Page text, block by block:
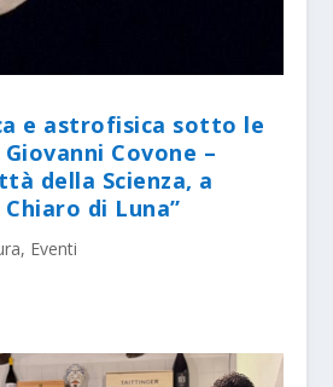
e astrofisica sotto le
Covone –
della Scienza, a
di Luna”
, Eventi